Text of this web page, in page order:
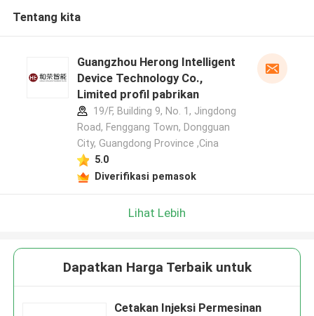
Tentang kita
Guangzhou Herong Intelligent
Device Technology Co.,
Limited profil pabrikan
19/F, Building 9, No. 1, Jingdong
Road, Fenggang Town, Dongguan
City, Guangdong Province ,Cina
5.0
Diverifikasi pemasok
Lihat Lebih
Dapatkan Harga Terbaik untuk
Cetakan Injeksi Permesinan